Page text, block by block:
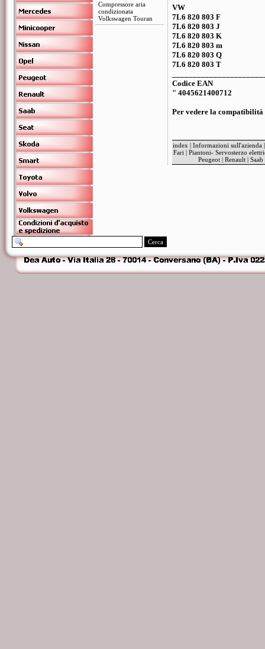
VW
7L6 820 803 F
7L6 820 803 J
7L6 820 803 K
7L6 820 803 m
7L6 820 803 Q
7L6 820 803 T
Codice EAN
" 4045621400712
Per vedere la
index | Informazioni sull'azienda
Fari | Piantoni- Servosterzo
Peugeot| Renault| Saab
Compressore aria
condizionata
Volkswagen Touran
Cerca